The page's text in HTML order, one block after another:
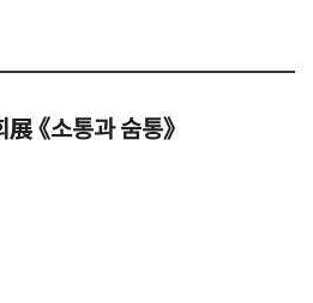
《소통과 숨통》